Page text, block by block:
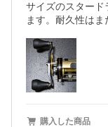
サイズのスタード
ます。耐久性はま
購入した商品